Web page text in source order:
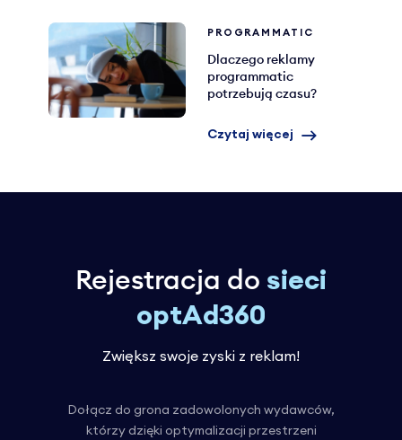
PROGRAMMATIC
Dlaczego reklamy
programmatic
potrzebują czasu?
Czytaj więcej
Rejestracja do sieci
optAd360
Zwiększ swoje zyski z reklam!
Dołącz do grona zadowolonych wydawców,
którzy dzięki optymalizacji przestrzeni